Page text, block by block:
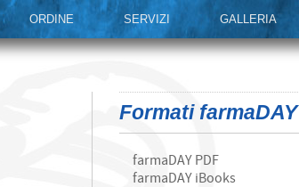
ORDINE SERVIZI GALLERIA
Formati farmaDAY
farmaDAY PDF
farmaDAY iBooks